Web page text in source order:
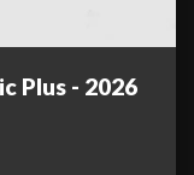
Plus - 2026